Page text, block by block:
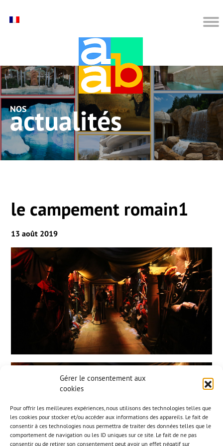
Gérer le consentement aux
cookies
Pour offrir les meilleures expériences, nous utilisons des technologies telles que
les cookies pour stocker et/ou accéder aux informations des appareils. Le fait de
consentir à ces technologies nous permettra de traiter des données telles que le
comportement de navigation ou les ID uniques sur ce site. Le fait de ne pas
consentir ou de retirer son consentement peut avoir un effet négatif sur
nos actualités
le campement romain1
13 août 2019